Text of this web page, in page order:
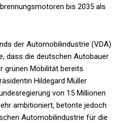
bis 2035 als
der Automobilindustrie (VDA)
dass die deutschen Autobauer
grünen Mobilität bereits
Hildegard Müller
von 15 Millionen
ambitioniert, betonte jedoch
Automobilindustrie für die